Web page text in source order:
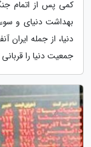
کمی پس از اتمام
بهداشت دنیای و
جمعیت دنیا را